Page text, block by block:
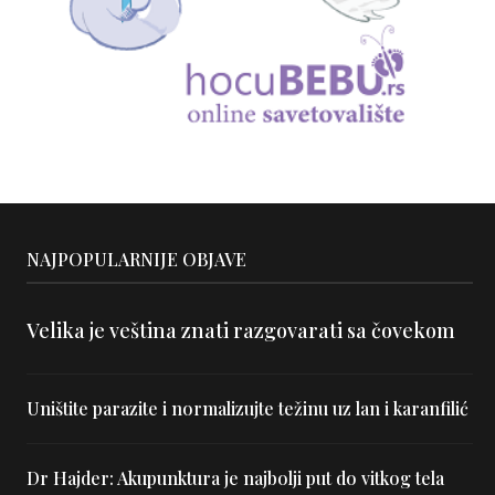
NAJPOPULARNIJE OBJAVE
Velika je veština znati razgovarati sa čovekom
Uništite parazite i normalizujte težinu uz lan i karanfilić
Dr Hajder: Akupunktura je najbolji put do vitkog tela